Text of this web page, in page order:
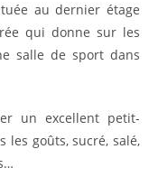
au dernier étage
qui donne sur les
salle de sport dans
un excellent petit-
goûts, sucré, salé,